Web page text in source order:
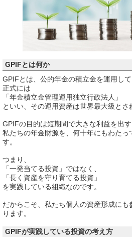
GPIFとは何か
GPIFとは、公的年金の積立金を運用して
正式には
「年金積立金管理運用独立行政法人」
といい、その運用資産は世界最大級とさ
GPIFの目的は短期間で大きな利益を出す
私たちの年金財源を、何十年にもわた
す。
つまり、
「一発当てる投資」ではなく、
「長く資産を守り育てる投資」
を実践している組織なのです。
だからこそ、私たち個人の資産形成に
ります。
GPIFが実践している投資の考え方